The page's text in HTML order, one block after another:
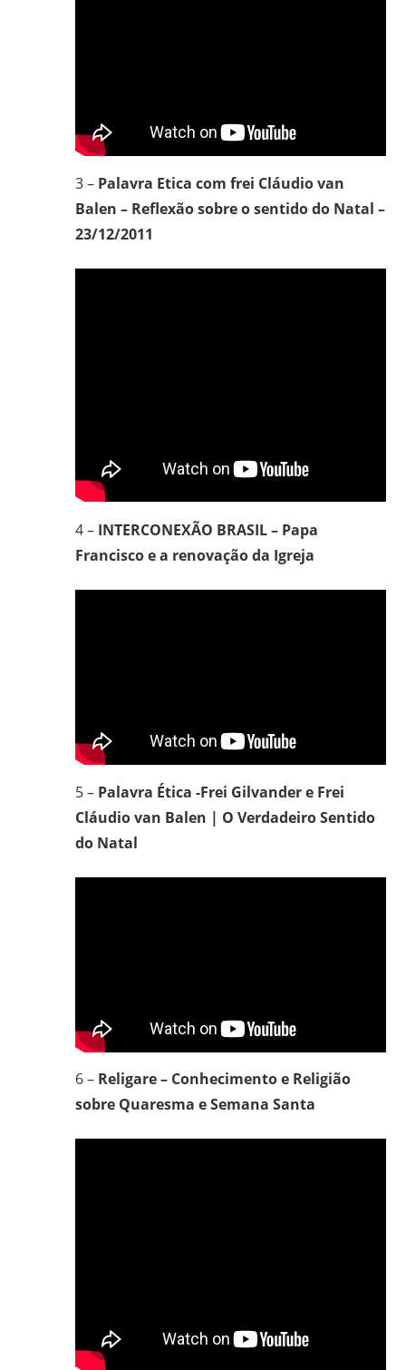
3 – Palavra Etica com frei Cláudio van
Balen – Reflexão sobre o sentido do Natal –
23/12/2011
4 – INTERCONEXÃO BRASIL – Papa
Francisco e a renovação da Igreja
5 – Palavra Ética -Frei Gilvander e Frei
Cláudio van Balen | O Verdadeiro Sentido
do Natal
6 – Religare – Conhecimento e Religião
sobre Quaresma e Semana Santa